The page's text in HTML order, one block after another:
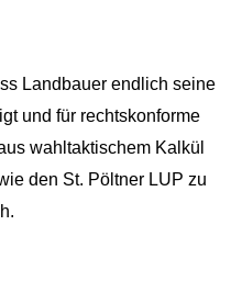
Landbauer endlich seine
und für rechtskonforme
wahltaktischem Kalkül
den St. Pöltner LUP zu